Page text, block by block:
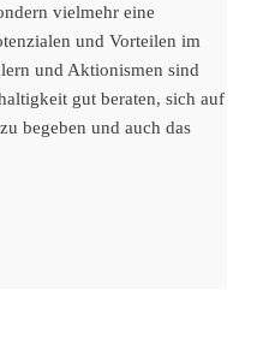
vielmehr eine
und Vorteilen im
und Aktionismen sind
gut beraten, sich auf
begeben und auch das